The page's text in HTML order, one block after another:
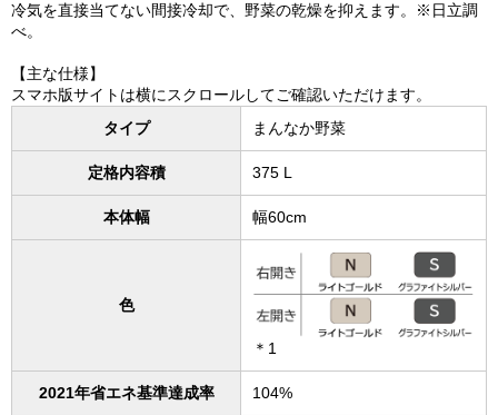
冷気を直接当てない間接冷却で、野菜の乾燥を抑えます。※日立調
べ。
【主な仕様】
スマホ版サイトは横にスクロールしてご確認いただけます。
タイプ
まんなか野菜
定格内容積 375 L
本体幅 幅60cm
色
＊1
2021年省エネ基準達成率 104%